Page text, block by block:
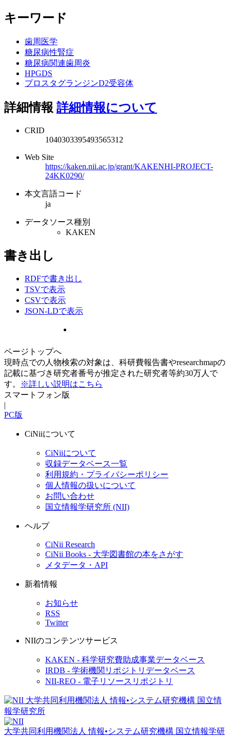
キーワード
歯周医学
糖尿病性腎症
糖尿病関連歯周炎
HPGDS
プロスタグランジンD2受容体
詳細情報 詳細情報について
CRID
1040303395493565312
Web Site
https://kaken.nii.ac.jp/grant/KAKENHI-PROJECT-
24KK0290/
本文言語コード
ja
データソース種別
KAKEN
書き出し
RDFで書き出し
TSVで表示
CSVで表示
JSON-LDで表示
ページトップへ
現時点での人物検索の対象は、科研費報告書やresearchmapの
記載に基づき研究者番号が推定された研究者等約30万人で
す。
※詳しい説明はこちら
スマートフォン版
|
PC版
CiNiiについて
CiNiiについて
収録データベース一覧
利用規約・プライバシーポリシー
個人情報の扱いについて
お問い合わせ
国立情報学研究所 (NII)
ヘルプ
CiNii Research
CiNii Books - 大学図書館の本をさがす
メタデータ・API
新着情報
お知らせ
RSS
Twitter
NIIのコンテンツサービス
KAKEN - 科学研究費助成事業データベース
IRDB - 学術機関リポジトリデータベース
NII-REO - 電子リソースリポジトリ
大学共同利用機関法人 情報•システム研究機構 国立情報学研